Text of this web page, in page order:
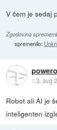
V čem je sedaj
Zgodovina
spremenilo:
::3. avg
Robot ali AI je
inteligenten